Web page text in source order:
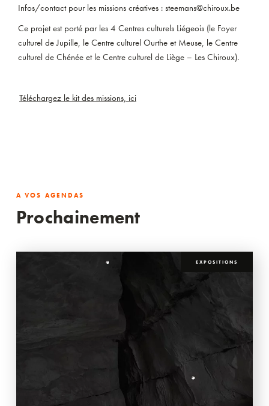
Infos/contact pour les missions créatives : steemans@chiroux.be
Ce projet est porté par les 4 Centres culturels Liégeois (le Foyer
culturel de Jupille, le Centre culturel Ourthe et Meuse, le Centre
culturel de Chénée et le Centre culturel de Liège – Les Chiroux).
Téléchargez le kit des missions, ici
A VOS AGENDAS
Prochainement
EXPOSITIONS